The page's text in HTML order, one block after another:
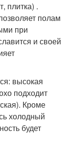
плитка) .
полам
при
и своей
высокая
подходит
Кроме
холодный
будет